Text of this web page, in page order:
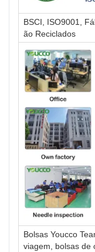
BSCI, ISO9001,
ão Reciclados
Bolsas Youcco
viagem, bolsas de